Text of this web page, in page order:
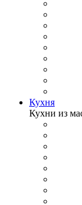
Кухня
Кухни из